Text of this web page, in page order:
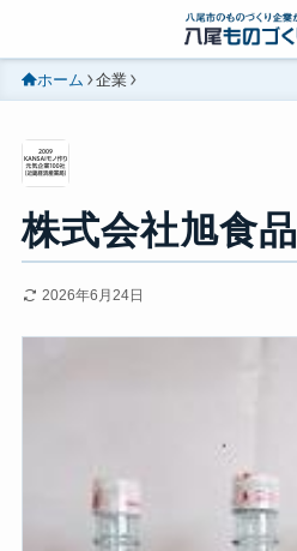
ホーム 企業
株式会社旭食品
2026年6月24日